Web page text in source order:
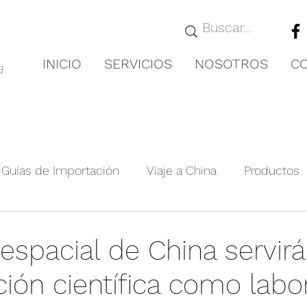
INICIO SERVICIOS NOSOTROS
Guías de Importación Viaje a China Productos
de la exposición Producto agrícola
de China
científica como